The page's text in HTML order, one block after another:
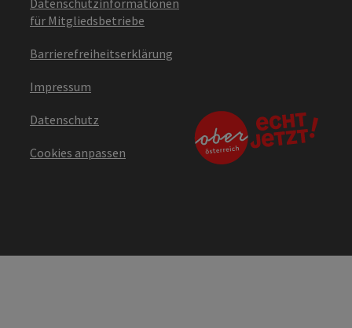
Datenschutzinformationen
für Mitgliedsbetriebe
Barrierefreiheitserklärung
Impressum
Datenschutz
Cookies anpassen